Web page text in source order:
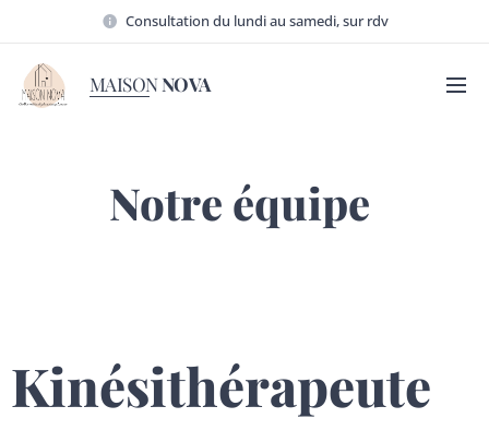
Consultation du lundi au samedi, sur rdv
MAISON NOVA
Notre équipe
Kinésithérapeute